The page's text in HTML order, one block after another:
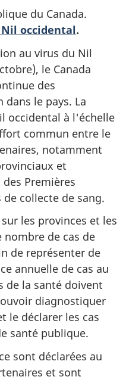
du Canada.
occidental.
au virus du Nil
le Canada
des
le pays. La
occidental à l'échelle
commun entre le
notamment
et
Premières
collecte de sang.
les provinces et les
de cas de
de représenter de
annuelle de cas au
de la santé doivent
diagnostiquer
le déclarer les cas
santé publique.
sont déclarées au
et sont